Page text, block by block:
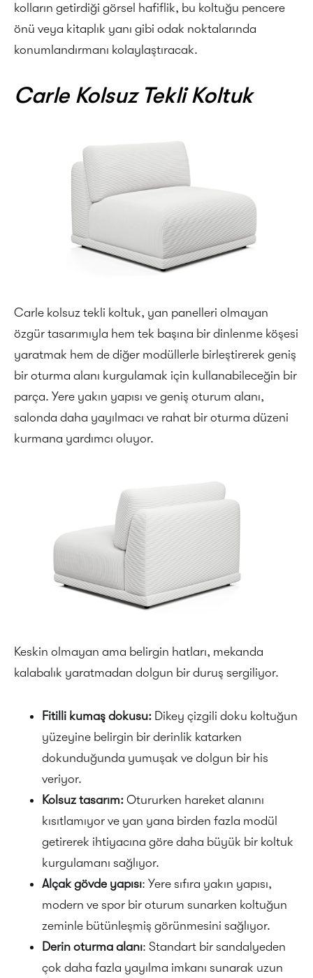
kolların getirdiği görsel hafiflik, bu koltuğu pencere
önü veya kitaplık yanı gibi odak noktalarında
konumlandırmanı kolaylaştıracak.
Carle Kolsuz Tekli Koltuk
Carle kolsuz tekli koltuk, yan panelleri olmayan
özgür tasarımıyla hem tek başına bir dinlenme köşesi
yaratmak hem de diğer modüllerle birleştirerek geniş
bir oturma alanı kurgulamak için kullanabileceğin bir
parça. Yere yakın yapısı ve geniş oturum alanı,
salonda daha yayılmacı ve rahat bir oturma düzeni
kurmana yardımcı oluyor.
Keskin olmayan ama belirgin hatları, mekanda
kalabalık yaratmadan dolgun bir duruş sergiliyor.
Fitilli kumaş dokusu: Dikey çizgili doku koltuğun
yüzeyine belirgin bir derinlik katarken
dokunduğunda yumuşak ve dolgun bir his
veriyor.
Kolsuz tasarım: Otururken hareket alanını
kısıtlamıyor ve yan yana birden fazla modül
getirerek ihtiyacına göre daha büyük bir koltuk
kurgulamanı sağlıyor.
Alçak gövde yapısı: Yere sıfıra yakın yapısı,
modern ve spor bir oturum sunarken koltuğun
zeminle bütünleşmiş görünmesini sağlıyor.
Derin oturma alanı: Standart bir sandalyeden
çok daha fazla yayılma imkanı sunarak uzun